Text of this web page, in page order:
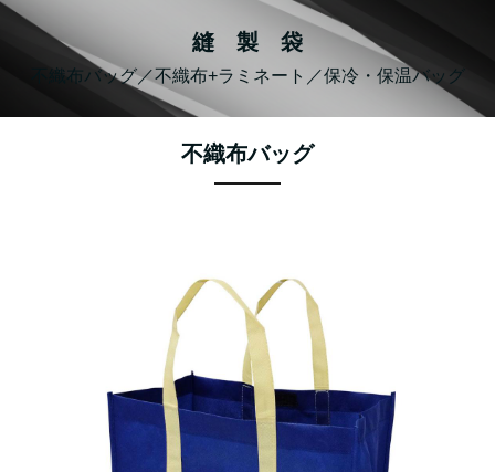
縫 製 袋
不織布バッグ／不織布+ラミネート／保冷・保温バッグ
不織布バッグ